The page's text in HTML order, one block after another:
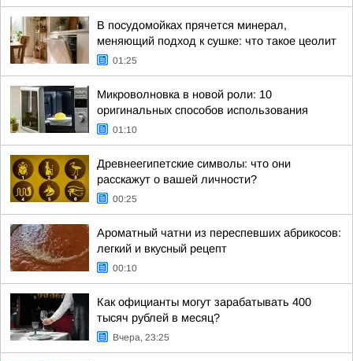
В посудомойках прячется минерал,
меняющий подход к сушке: что такое цеолит
01:25
Микроволновка в новой роли: 10
оригинальных способов использования
01:10
Древнеегипетские символы: что они
расскажут о вашей личности?
00:25
Ароматный чатни из переспевших абрикосов:
легкий и вкусный рецепт
00:10
Как официанты могут зарабатывать 400
тысяч рублей в месяц?
Вчера, 23:25